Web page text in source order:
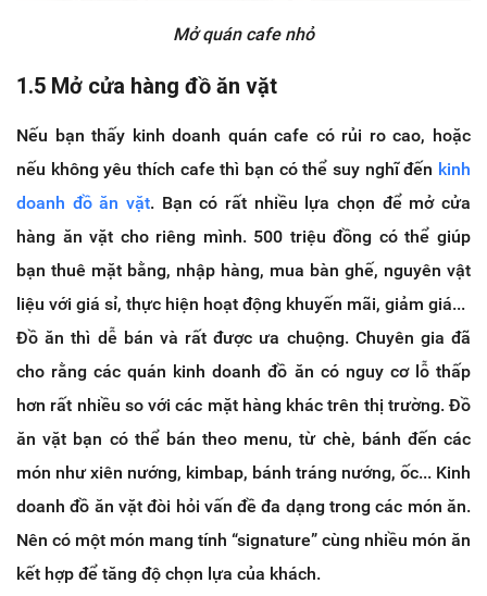
Mở quán cafe nhỏ
1.5 Mở cửa hàng đồ ăn vặt
Nếu bạn thấy kinh doanh quán cafe có rủi ro cao, hoặc
nếu không yêu thích cafe thì bạn có thể suy nghĩ đến kinh
doanh đồ ăn vặt. Bạn có rất nhiều lựa chọn để mở cửa
hàng ăn vặt cho riêng mình. 500 triệu đồng có thể giúp
bạn thuê mặt bằng, nhập hàng, mua bàn ghế, nguyên vật
liệu với giá sỉ, thực hiện hoạt động khuyến mãi, giảm giá...
Đồ ăn thì dễ bán và rất được ưa chuộng. Chuyên gia đã
cho rằng các quán kinh doanh đồ ăn có nguy cơ lỗ thấp
hơn rất nhiều so với các mặt hàng khác trên thị trường. Đồ
ăn vặt bạn có thể bán theo menu, từ chè, bánh đến các
món như xiên nướng, kimbap, bánh tráng nướng, ốc... Kinh
doanh đồ ăn vặt đòi hỏi vấn đề đa dạng trong các món ăn.
Nên có một món mang tính “signature” cùng nhiều món ăn
kết hợp để tăng độ chọn lựa của khách.